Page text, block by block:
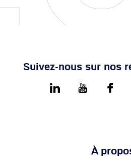
Suivez-nous sur nos
LinkedIn youtube
À